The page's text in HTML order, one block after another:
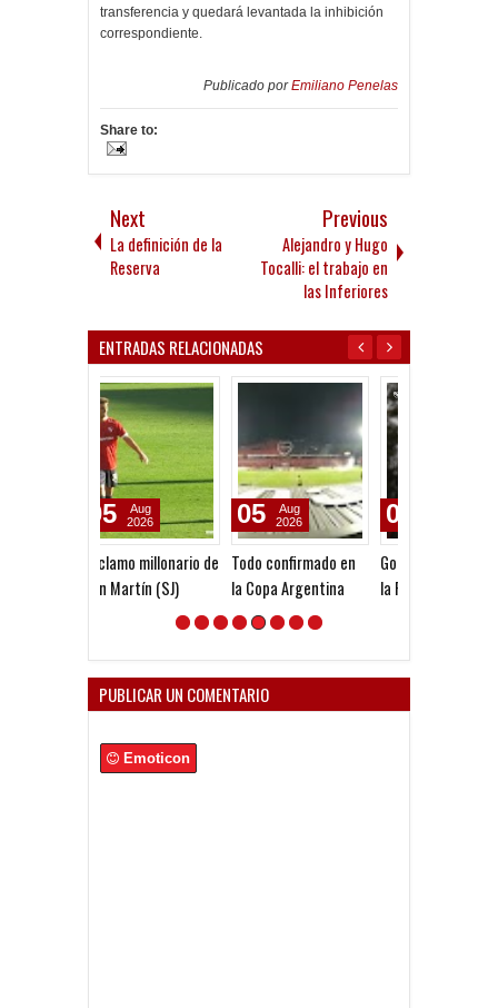
transferencia y quedará levantada la inhibición
correspondiente.
Publicado porEmiliano Penelas
Share to:
Next
La definición de la
Reserva
Previous
Alejandro y Hugo
Tocalli: el trabajo en
las Inferiores
ENTRADAS RELACIONADAS
Todo confirmado en
la Copa Argentina
05
Aug
2026
Goleada histórica de
la Reserva
05
Aug
2026
PUBLICAR UN COMENTARIO
Emoticon